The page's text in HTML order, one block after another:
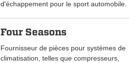
d'échappement pour le sport automobile.
Four Seasons
Fournisseur de pièces pour systèmes de
climatisation, telles que compresseurs,